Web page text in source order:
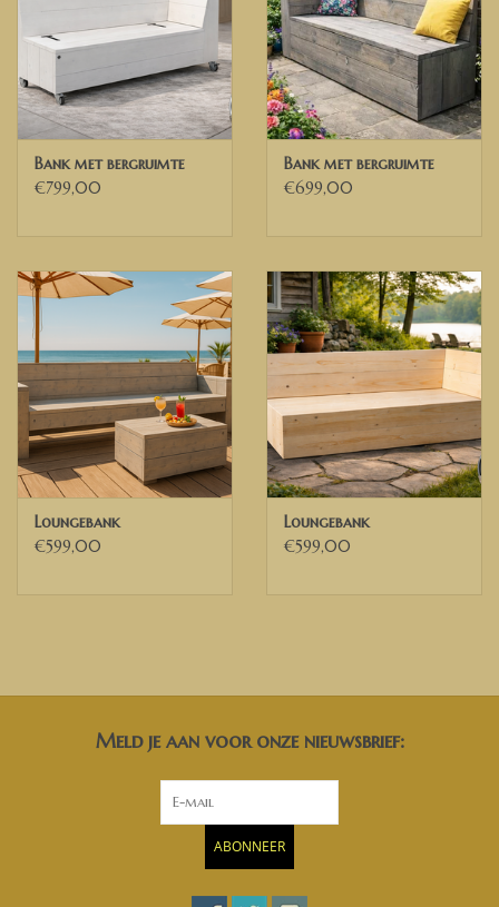
Bank met bergruimte
€799,00
Bank met bergruimte
€699,00
Loungebank
€599,00
Loungebank
€599,00
Meld je aan voor onze nieuwsbrief:
ABONNEER